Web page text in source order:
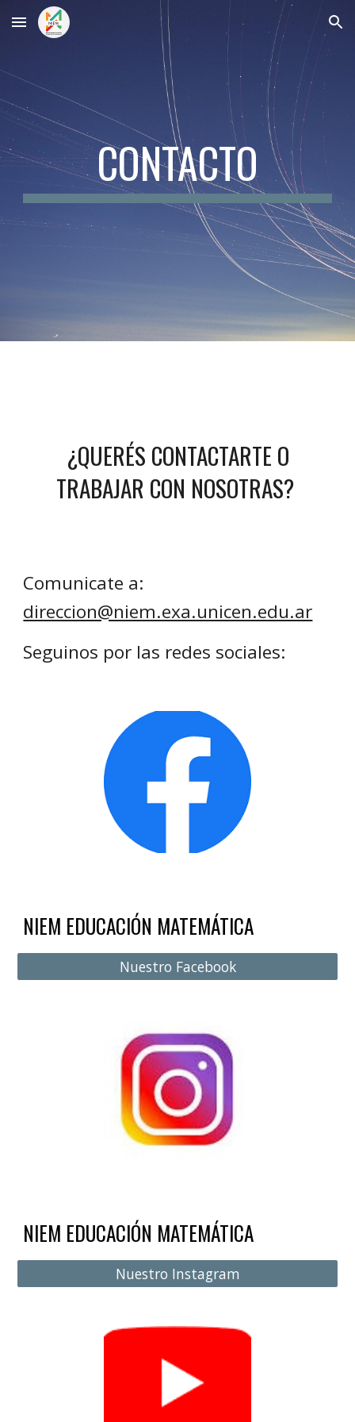
Skip to main content Skip to navigation
CONTACTO
¿QUERÉS CONTACTARTE O
TRABAJAR CON NOSOTRAS?
Comunicate a:
direccion@niem.exa.unicen.edu.ar
Seguinos por las redes sociales:
NIEM EDUCACIÓN MATEMÁTICA
Nuestro Facebook
NIEM EDUCACIÓN MATEMÁTICA
Nuestro Instagram